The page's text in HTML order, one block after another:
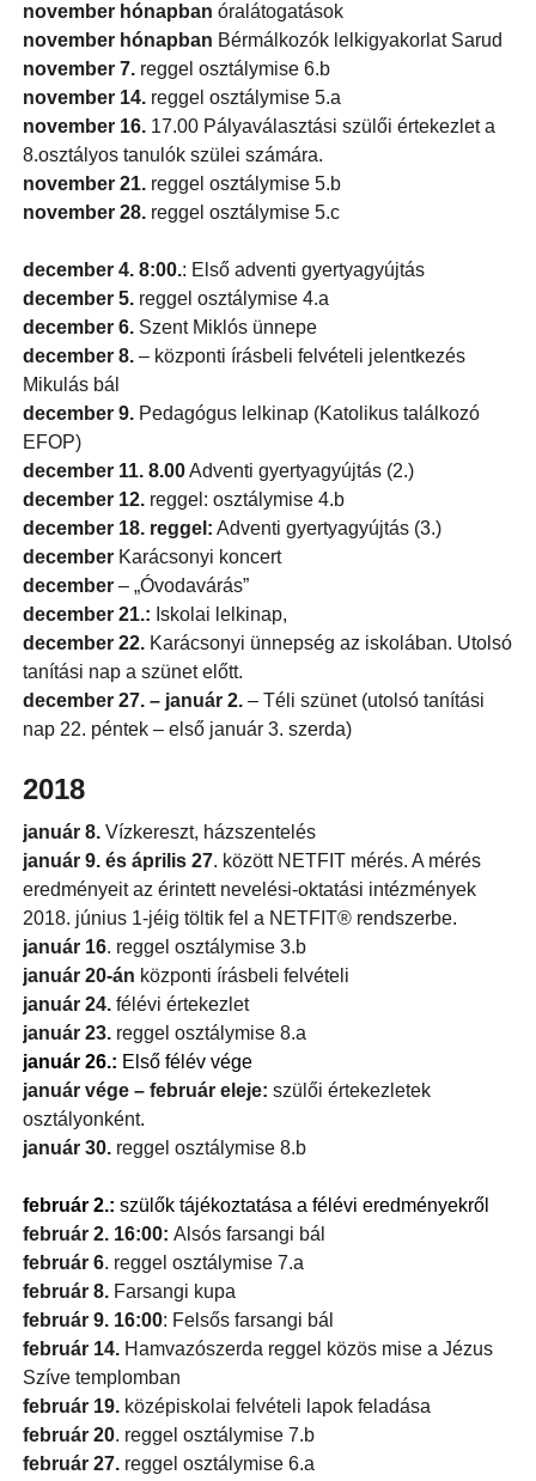
november hónapban óralátogatások
november hónapban Bérmálkozók lelkigyakorlat Sarud
november 7. reggel osztálymise 6.b
november 14. reggel osztálymise 5.a
november 16.17.00 Pályaválasztási szülői értekezlet a
8.osztályos tanulók szülei számára.
november 21.reggel osztálymise 5.b
november 28.reggel osztálymise 5.c
december 4. 8:00.: Első adventi gyertyagyújtás
december 5.reggel osztálymise 4.a
december 6. Szent Miklós ünnepe
december 8.– központi írásbeli felvételi jelentkezés
Mikulás bál
december 9.Pedagógus lelkinap (Katolikus találkozó
EFOP)
december 11. 8.00Adventi gyertyagyújtás (2.)
december 12.reggel: osztálymise 4.b
december 18. reggel: Adventi gyertyagyújtás (3.)
decemberKarácsonyi koncert
december– „Óvodavárás”
december 21.: Iskolai lelkinap,
december 22.Karácsonyi ünnepség az iskolában. Utolsó
tanítási nap a szünet előtt.
december 27. – január 2.– Téli szünet (utolsó tanítási
nap 22. péntek – első január 3. szerda)
2018
január 8.Vízkereszt, házszentelés
január 9. és április 27. között NETFIT mérés. A mérés
eredményeit az érintett nevelési-oktatási intézmények
2018. június 1-jéig töltik fel a NETFIT® rendszerbe.
január 16. reggel osztálymise 3.b
január 20-án központi írásbeli felvételi
január 24.félévi értekezlet
január 23.reggel osztálymise 8.a
január 26.: Első félév vége
január vége – február eleje: szülői értekezletek
osztályonként.
január 30. reggel osztálymise 8.b
február 2.: szülők tájékoztatása a félévi eredményekről
február 2. 16:00: Alsós farsangi bál
február 6. reggel osztálymise 7.a
február 8.Farsangi kupa
február 9. 16:00: Felsős farsangi bál
február 14.Hamvazószerda reggel közös mise a Jézus
Szíve templomban
február 19. középiskolai felvételi lapok feladása
február 20. reggel osztálymise 7.b
február 27. reggel osztálymise 6.a